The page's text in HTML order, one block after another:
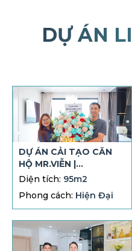
DỰ ÁN
DỰ ÁN CẢI TẠO CĂN
HỘ MR.VIỄN |
VINHOMES Q.9
Diện tích: 95m2
Phong cách: Hiện Đại